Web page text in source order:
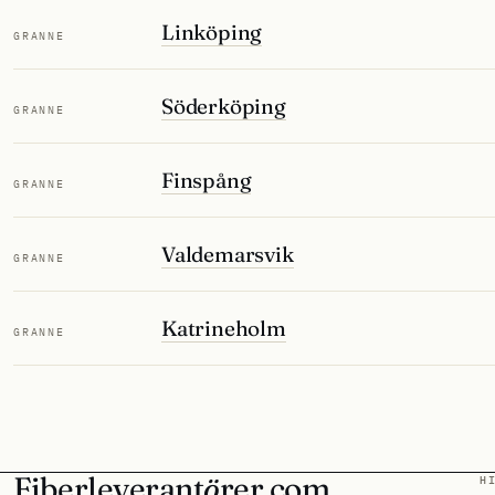
GRANNE Linköping
GRANNE Söderköping
GRANNE Finspång
GRANNE Valdemarsvik
GRANNE Katrineholm